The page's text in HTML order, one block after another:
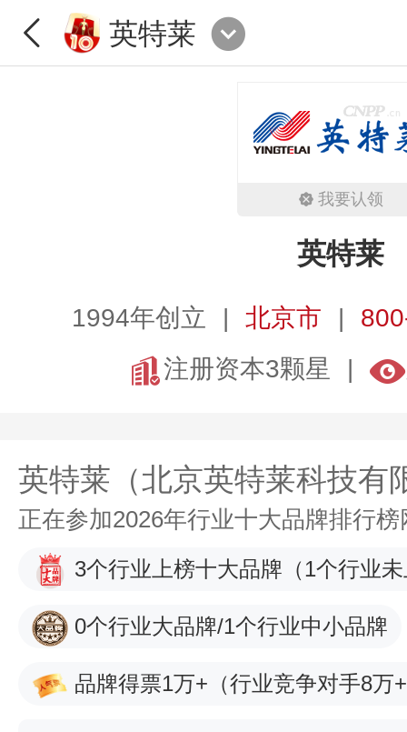
英特莱
我要认领
英特莱
1994年创立 北京市
注册资本3颗星
英特莱（北京英特莱科技有
正在参加2026年行业十大品牌排行
3个行业上榜十大品牌 （1个行业
0个行业大品牌/1个行业中小品牌
品牌得票1万+ （行业竞争对手8万